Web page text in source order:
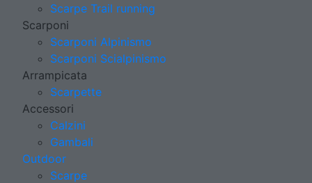
Scarpe Trail running
Scarponi
Scarponi Alpinismo
Scarponi Scialpinismo
Arrampicata
Scarpette
Accessori
Calzini
Gambali
Outdoor
Scarpe